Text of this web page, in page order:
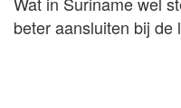
beter aansluiten bij de